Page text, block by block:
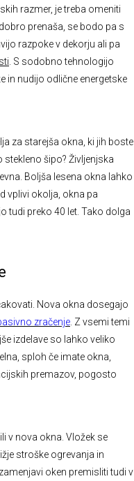
razmer, je treba omeniti
prenaša, se bodo pa s
razpoke v dekorju ali pa
. S sodobno tehnologijo
in nudijo odlične energetske
za starejša okna, ki jih boste
stekleno šipo? Življenjska
Boljša lesena okna lahko
vplivi okolja, okna pa
tudi preko 40 let. Tako dolga
Nova okna dosegajo
zračenje . Z vsemi temi
izdelave so lahko veliko
sploh če imate okna,
premazov, pogosto
v nova okna. Vložek se
stroške ogrevanja in
oken premisliti tudi v